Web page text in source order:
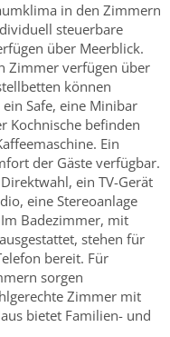
in den Zimmern
steuerbare
über Meerblick.
Zimmer verfügen über
können
Safe, eine Minibar
Kochnische befinden
Ein
der Gäste verfügbar.
ein TV-Gerät
eine Stereoanlage
Badezimmer, mit
stehen für
bereit. Für
sorgen
Zimmer mit
bietet Familien- und